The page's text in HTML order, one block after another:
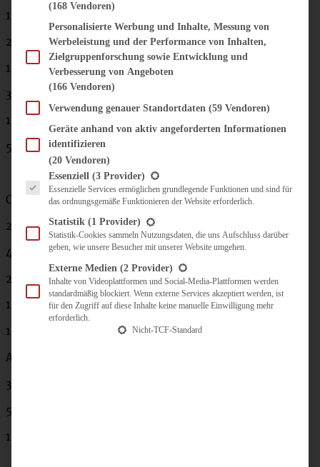
150 g Puderzucker
2 Eier
125 g Mehl
30 g Kakao
1 TL Zimt oder wahlweise Lebkuchengewürz
50 g grob gehackte Walnüsse
Cheesecake:
2 Eier
400 g Frischkäse
250 g Magerquark
100 ml Sahne
100 g Zucker
Abrieb einer halben Zitrone
30 g Speisestärke
50 ml Pflanzenöl
1 EL Vanille-Extrakt
(168 Vendoren)
Personalisierte Werbung und Inhalte, Messung von
Werbeleistung und der Performance von Inhalten,
Zielgruppenforschung sowie Entwicklung und
Verbesserung von Angeboten
(166 Vendoren)
Verwendung genauer Standortdaten (59 Vendoren)
Geräte anhand von aktiv angeforderten Informationen
identifizieren
(20 Vendoren)
Es folgt eine Liste der Service-Gruppen, für die eine Einwilligung erteilt werden
Essenziell (3 Provider)
Essenzielle Services ermöglichen grundlegende Funktionen und sind für
das ordnungsgemäße Funktionieren der Website erforderlich.
Statistik (1 Provider)
Statistik-Cookies sammeln Nutzungsdaten, die uns Aufschluss darüber
geben, wie unsere Besucher mit unserer Website umgehen.
Externe Medien (2 Provider)
Inhalte von Videoplattformen und Social-Media-Plattformen werden
standardmäßig blockiert. Wenn externe Services akzeptiert werden, ist
für den Zugriff auf diese Inhalte keine manuelle Einwilligung mehr
erforderlich.
Nicht-TCF-Standard